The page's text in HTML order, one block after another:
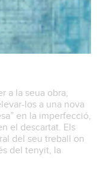
a la seua obra,
los a una nova
en la imperfecció,
el descartat. Els
del seu treball on
del tenyit, la